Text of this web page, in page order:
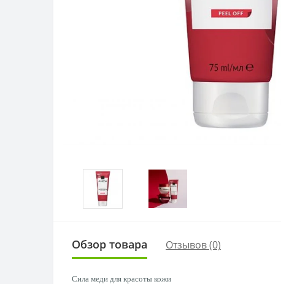
Обзор товара Отзывов (0)
Сила меди для красоты кожи